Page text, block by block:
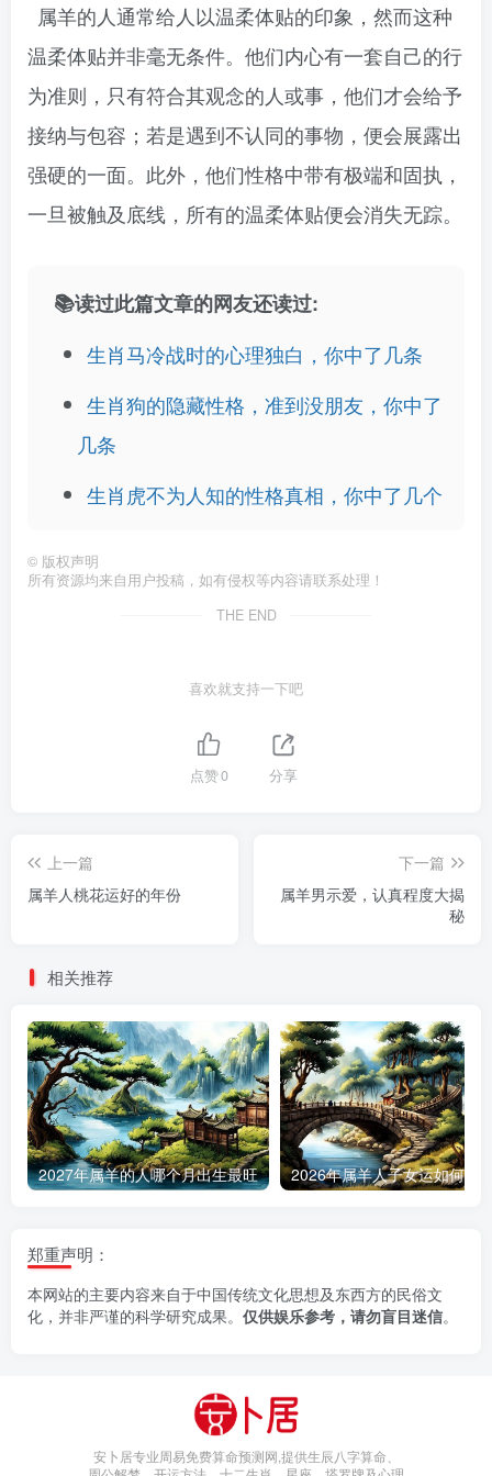
属羊的人通常给人以温柔体贴的印象，然而这种
温柔体贴并非毫无条件。他们内心有一套自己的行
为准则，只有符合其观念的人或事，他们才会给予
接纳与包容；若是遇到不认同的事物，便会展露出
强硬的一面。此外，他们性格中带有极端和固执，
一旦被触及底线，所有的温柔体贴便会消失无踪。
📚读过此篇文章的网友还读过:
生肖马冷战时的心理独白，你中了几条
生肖狗的隐藏性格，准到没朋友，你中了
几条
生肖虎不为人知的性格真相，你中了几个
© 版权声明
所有资源均来自用户投稿，如有侵权等内容请联系处理！
THE END
喜欢就支持一下吧
点赞0 分享
上一篇
属羊人桃花运好的年份
下一篇
属羊男示爱，认真程度大揭
秘
相关推荐
2027年属羊的人哪个月出生最旺
郑重声明：
本网站的主要内容来自于中国传统文化思想及东西方的民俗文
化，并非严谨的科学研究成果。 仅供娱乐参考，请勿盲目迷信。
安卜居专业周易免费算命预测网,提供生辰八字算命、